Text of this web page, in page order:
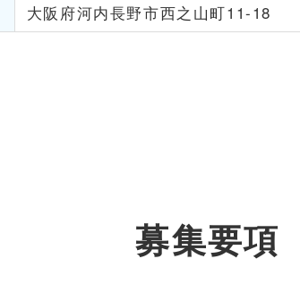
大阪府河内長野市西之山町11-18
募集要項